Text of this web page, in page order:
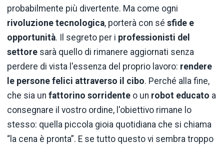
probabilmente più divertente. Ma come ogni
rivoluzione tecnologica, porterà con sé sfide e
opportunità. Il segreto per i professionisti del
settore sarà quello di rimanere aggiornati senza
perdere di vista l'essenza del proprio lavoro: rendere
le persone felici attraverso il cibo. Perché alla fine,
che sia un fattorino sorridente o un robot educato a
consegnare il vostro ordine, l'obiettivo rimane lo
stesso: quella piccola gioia quotidiana che si chiama
“la cena è pronta”. E se tutto questo vi sembra troppo